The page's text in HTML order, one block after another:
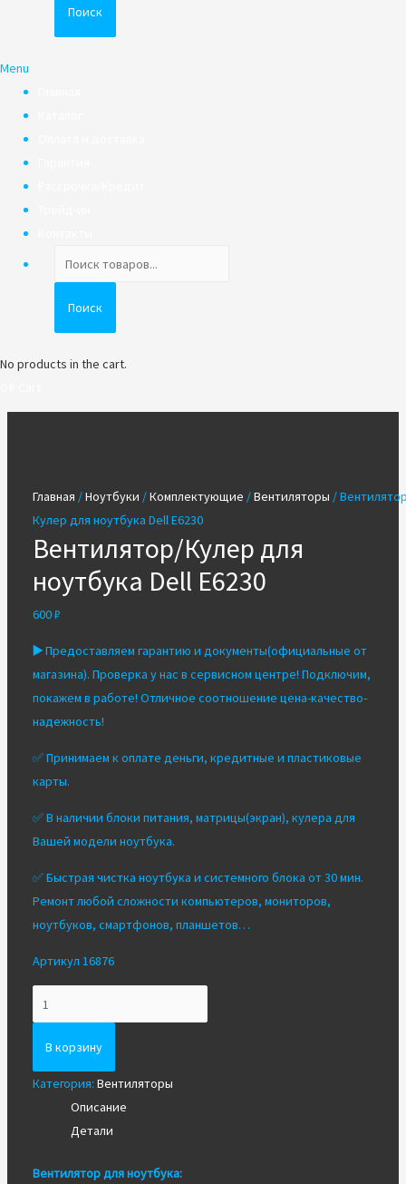
Поиск
Menu
товаров
Поиск
No products in the cart.
Главная /Ноутбуки /Комплектующие /Вентиляторы /
Кулер для ноутбука Dell E6230
Вентилятор/Кулер для
ноутбука Dell E6230
600₽
▶️Предоставляем гарантию и документы(официальные от
магазина). Проверка у нас в сервисном центре! Подключим,
покажем в работе! Отличное соотношение цена-качество-
надежность!
✅ Принимаем к оплате деньги, кредитные и пластиковые
карты.
✅ В наличии блоки питания, матрицы(экран), кулера для
Вашей модели ноутбука.
✅ Быстрая чистка ноутбука и системного блока от 30 мин.
Ремонт любой сложности компьютеров, мониторов,
ноутбуков, смартфонов, планшетов…
Артикул 16876
Вентилятор/
Кулер
для
ноутбука
В корзину
Категория: Вентиляторы
Описание
Детали
Вентилятор для ноутбука: